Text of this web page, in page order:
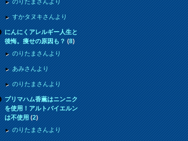
のりたまさんより
すかタヌキさんより
にんにくアレルギー人生と
後悔。痩せの原因も？(8)
のりたまさんより
あみさんより
のりたまさんより
プリマハム香薫はニンニク
を使用！アルトバイエルン
は不使用(2)
のりたまさんより